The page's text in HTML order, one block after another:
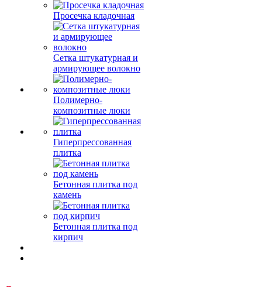
Просечка кладочная
Сетка штукатурная и
армирующее волокно
Полимерно-
композитные люки
Гиперпрессованная
плитка
Бетонная плитка под
камень
Бетонная плитка под
кирпич